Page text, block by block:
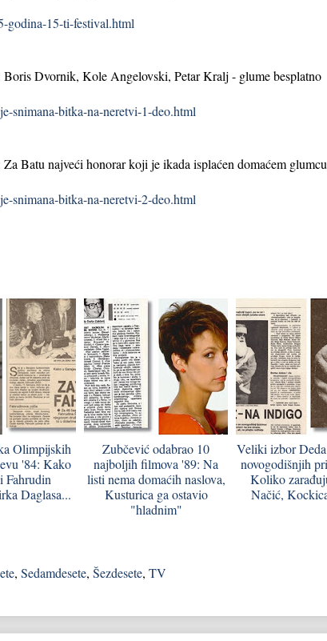
godina-15-ti-festival.html
Dvornik, Kole Angelovski, Petar Kralj - glume besplatno
snimana-bitka-na-neretvi-1-deo.html
Batu najveći honorar koji je ikada isplaćen domaćem glumcu
snimana-bitka-na-neretvi-2-deo.html
Olimpijskih
'84: Kako
Fahrudin
Daglasa...
Zubčević odabrao 10
najboljih filmova '89: Na
listi nema domaćih naslova,
Kusturica ga ostavio
"hladnim"
Veliki izbor
novogodišnjih
Koliko
Načić,
, Sedamdesete, Šezdesete, TV